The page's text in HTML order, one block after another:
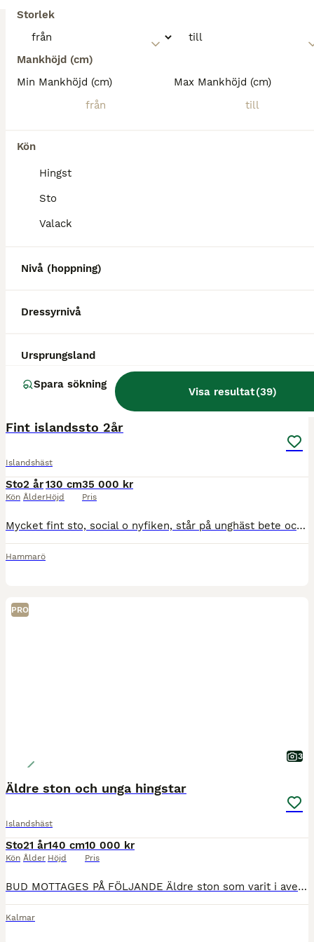
Storlek
Mankhöjd (cm)
Min Mankhöjd (cm)
Max Mankhöjd (cm)
Kön
Hingst
Sto
Valack
Nivå (hoppning)
Dressyrnivå
Ursprungsland
Spara sökning
Visa resultat(39)
Fint islandssto 2år
Islandshäst
Sto
Kön
2 år
Ålder
130 cm
Höjd
35 000 kr
Pris
Mycket fint sto, social o nyfiken, står på unghäst bete och har tidigare gått på stort unghäst bete på Stenholmen . Åkt mycket transport, snäll att verka . Är efter fina Smyrill fra lian som tävlat VM
Hammarö
PRO
3
Äldre ston och unga hingstar
Islandshäst
Sto
Kön
21 år
Ålder
140 cm
Höjd
10 000 kr
Pris
BUD MOTTAGES PÅ FÖLJANDE Äldre ston som varit i avel många år och därmed inte varit ridhästar, är tänkta främst till sällskap, promenader eller liknande. Fux sto, bläs f 2002 mild och försiktig.
Kalmar